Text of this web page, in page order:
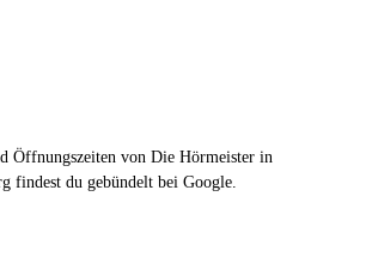
Öffnungszeiten von Die Hörmeister in
findest du gebündelt bei Google.